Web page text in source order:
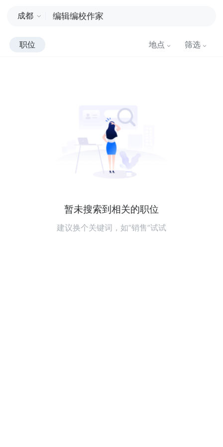
成都
职位 地点 筛选
暂未搜索到相关的职位
建议换个关键词，如“销售”试试